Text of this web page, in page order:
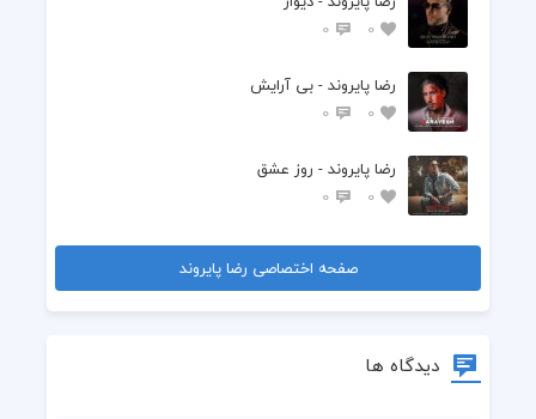
0
0
رضا پایروند - بی آرایش
0
0
رضا پایروند - روز عشق
0
0
صفحه اختصاصی رضا پایروند
دیدگاه ها